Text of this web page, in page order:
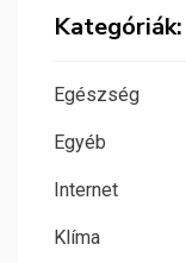
Kategóriák:
Egészség
Egyéb
Internet
Klíma